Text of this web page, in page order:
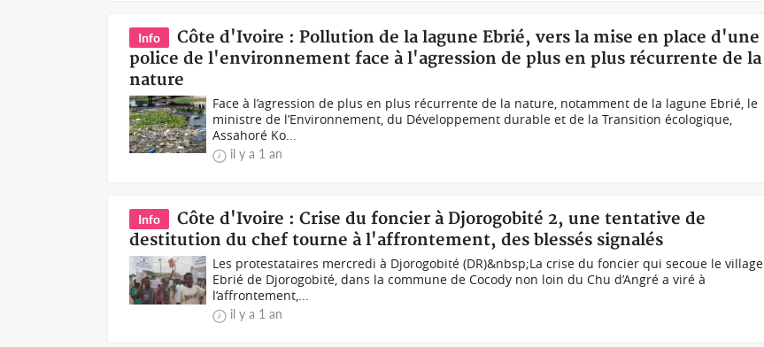
Info
Côte d'Ivoire : Pollution de la lagune Ebrié, vers la mise en place d'une
police de l'environnement face à l'agression de plus en plus récurrente de la
nature
Face à l’agression de plus en plus récurrente de la nature, notamment de la lagune Ebrié, le
ministre de l’Environnement, du Développement durable et de la Transition écologique,
Assahoré Ko...
il y a 1 an
Info
Côte d'Ivoire : Crise du foncier à Djorogobité 2, une tentative de
destitution du chef tourne à l'affrontement, des blessés signalés
Les protestataires mercredi à Djorogobité (DR)&nbsp;La crise du foncier qui secoue le village
Ebrié de Djorogobité, dans la commune de Cocody non loin du Chu d’Angré a viré à
l’affrontement,...
il y a 1 an